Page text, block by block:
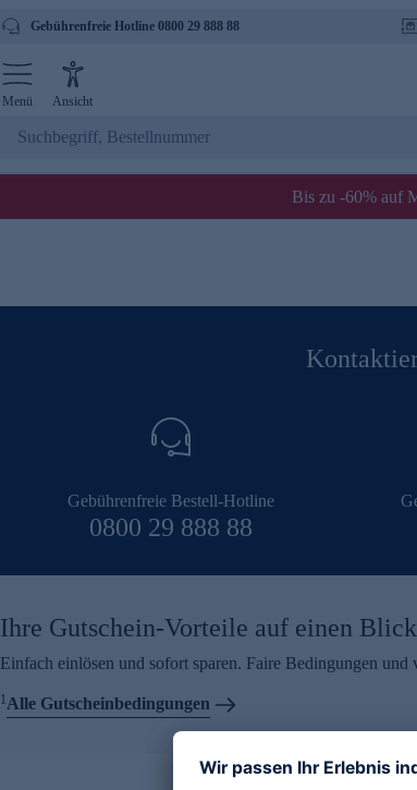
Gebührenfreie Hotline 0800 29 888 88
Menü Ansicht
Bis zu -60% auf
Gebührenfreie Bestell-Hotline
0800 29 888 88
Ihre Gutschein-Vorteile auf einen Blick
Einfach einlösen und sofort sparen. Faire Bedingungen und
1Alle Gutscheinbedingungen